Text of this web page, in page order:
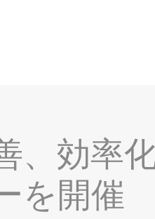
、効率
を開催